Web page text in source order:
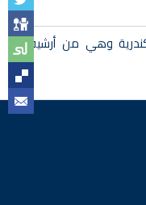
وهي من أرشيف